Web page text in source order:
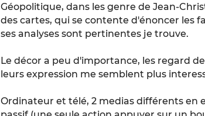
Géopolitique, dans les genre de Jean-
des cartes, qui se contente d'énoncer les
ses analyses sont pertinentes je trouve.
Le décor a peu d'importance, les regard
leurs expression me semblent plus
Ordinateur et télé, 2 medias différents en